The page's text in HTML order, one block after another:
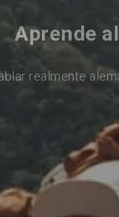
Aprende
realmente